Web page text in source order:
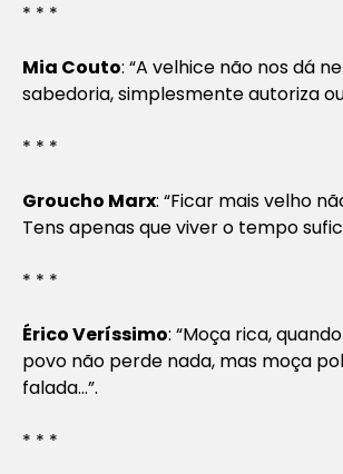
* * *
Mia Couto: “A velhice não nos dá
sabedoria, simplesmente autoriza
* * *
Groucho Marx: “Ficar mais velho
Tens apenas que viver o tempo
* * *
Érico Veríssimo: “Moça rica,
povo não perde nada, mas moça
falada…”.
* * *